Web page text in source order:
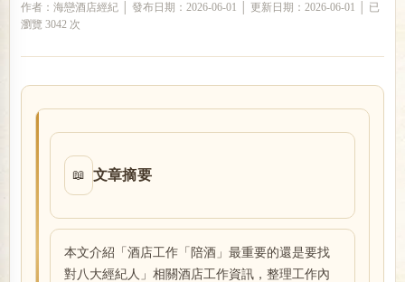
作者：海戀酒店經紀 │ 發布日期：2026-06-01 │ 更新日期：2026-06-01 │ 已
瀏覽 3042 次
📖 文章摘要
本文介紹「酒店工作「陪酒」最重要的還是要找
對八大經紀人」相關酒店工作資訊，整理工作內